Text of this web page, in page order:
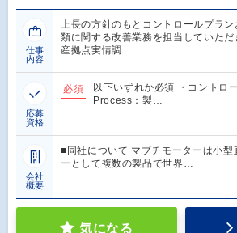
仕事
内容
上長の方針のもとコントロールプラ
類に関する改善業務を担当していた
産拠点実情調…
応募
資格
必須
以下いずれか必須 ・コントロ
Process：製…
会社
概要
■同社について マブチモーターは小型
ーとして複数の製品で世界…
気になる